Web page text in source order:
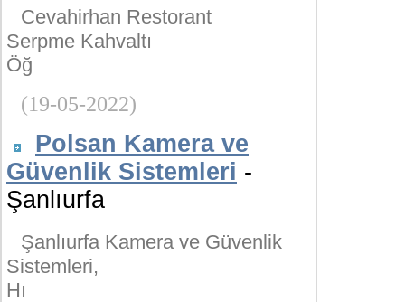
Cevahirhan Restorant
Serpme Kahvaltı
Öğ
(19-05-2022)
Polsan Kamera ve
Güvenlik Sistemleri -
Şanlıurfa
Şanlıurfa Kamera ve Güvenlik
Sistemleri,
Hı